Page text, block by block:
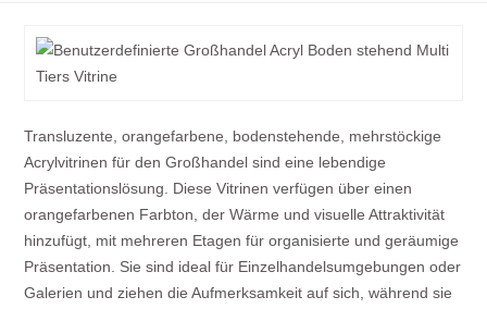
Transluzente, orangefarbene, bodenstehende, mehrstöckige
Acrylvitrinen für den Großhandel sind eine lebendige
Präsentationslösung. Diese Vitrinen verfügen über einen
orangefarbenen Farbton, der Wärme und visuelle Attraktivität
hinzufügt, mit mehreren Etagen für organisierte und geräumige
Präsentation. Sie sind ideal für Einzelhandelsumgebungen oder
Galerien und ziehen die Aufmerksamkeit auf sich, während sie